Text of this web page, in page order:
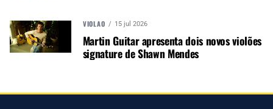
VIOLÃO 15 jul 2026
Martin Guitar apresenta dois novos violões
signature de Shawn Mendes